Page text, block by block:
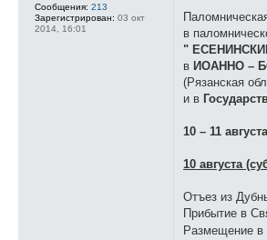
Сообщения: 213
Зарегистрирован: 03 окт
2014, 16:01
о
щ
е
и
е
в
"
в ИОАННО –
(Рязанская
и в
10 – 11
10 августа
Отъез из
Прибытие в
Размещение в